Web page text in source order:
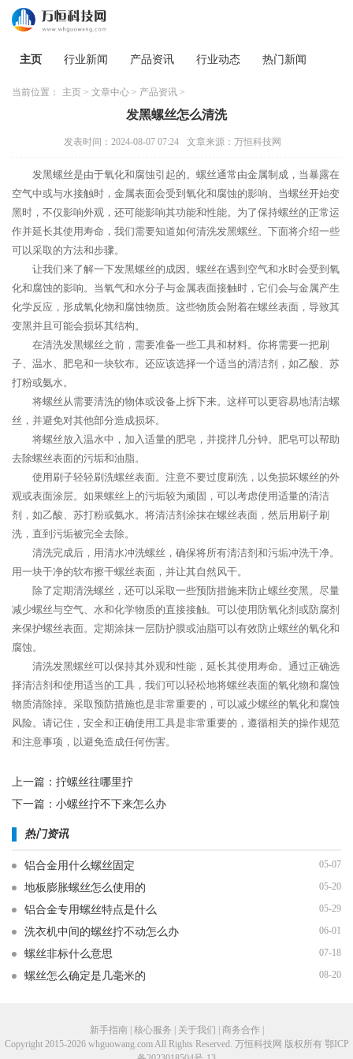
主页 行业新闻 产品资讯 行业动态 热门新闻
当前位置： 主页 > 文章中心 > 产品资讯 >
发黑螺丝怎么清洗
发表时间：2024-08-07 07:24 文章来源：万恒科技网
发黑螺丝是由于氧化和腐蚀引起的。螺丝通常由金属制成，当暴露在
空气中或与水接触时，金属表面会受到氧化和腐蚀的影响。当螺丝开始变
黑时，不仅影响外观，还可能影响其功能和性能。为了保持螺丝的正常运
作并延长其使用寿命，我们需要知道如何清洗发黑螺丝。下面将介绍一些
可以采取的方法和步骤。
让我们来了解一下发黑螺丝的成因。螺丝在遇到空气和水时会受到氧
化和腐蚀的影响。当氧气和水分子与金属表面接触时，它们会与金属产生
化学反应，形成氧化物和腐蚀物质。这些物质会附着在螺丝表面，导致其
变黑并且可能会损坏其结构。
在清洗发黑螺丝之前，需要准备一些工具和材料。你将需要一把刷
子、温水、肥皂和一块软布。还应该选择一个适当的清洁剂，如乙酸、苏
打粉或氨水。
将螺丝从需要清洗的物体或设备上拆下来。这样可以更容易地清洁螺
丝，并避免对其他部分造成损坏。
将螺丝放入温水中，加入适量的肥皂，并搅拌几分钟。肥皂可以帮助
去除螺丝表面的污垢和油脂。
使用刷子轻轻刷洗螺丝表面。注意不要过度刷洗，以免损坏螺丝的外
观或表面涂层。如果螺丝上的污垢较为顽固，可以考虑使用适量的清洁
剂，如乙酸、苏打粉或氨水。将清洁剂涂抹在螺丝表面，然后用刷子刷
洗，直到污垢被完全去除。
清洗完成后，用清水冲洗螺丝，确保将所有清洁剂和污垢冲洗干净。
用一块干净的软布擦干螺丝表面，并让其自然风干。
除了定期清洗螺丝，还可以采取一些预防措施来防止螺丝变黑。尽量
减少螺丝与空气、水和化学物质的直接接触。可以使用防氧化剂或防腐剂
来保护螺丝表面。定期涂抹一层防护膜或油脂可以有效防止螺丝的氧化和
腐蚀。
清洗发黑螺丝可以保持其外观和性能，延长其使用寿命。通过正确选
择清洁剂和使用适当的工具，我们可以轻松地将螺丝表面的氧化物和腐蚀
物质清除掉。采取预防措施也是非常重要的，可以减少螺丝的氧化和腐蚀
风险。请记住，安全和正确使用工具是非常重要的，遵循相关的操作规范
和注意事项，以避免造成任何伤害。
上一篇： 拧螺丝往哪里拧
下一篇： 小螺丝拧不下来怎么办
热门资讯
铝合金用什么螺丝固定 05-07
地板膨胀螺丝怎么使用的 05-20
铝合金专用螺丝特点是什么 05-29
洗衣机中间的螺丝拧不动怎么办 06-01
螺丝非标什么意思 07-18
螺丝怎么确定是几毫米的 08-20
新手指南 | 核心服务 | 关于我们 | 商务合作 |
Copyright 2015-2026 whguowang.com All Rights Reserved. 万恒科技网 版权所有 鄂ICP